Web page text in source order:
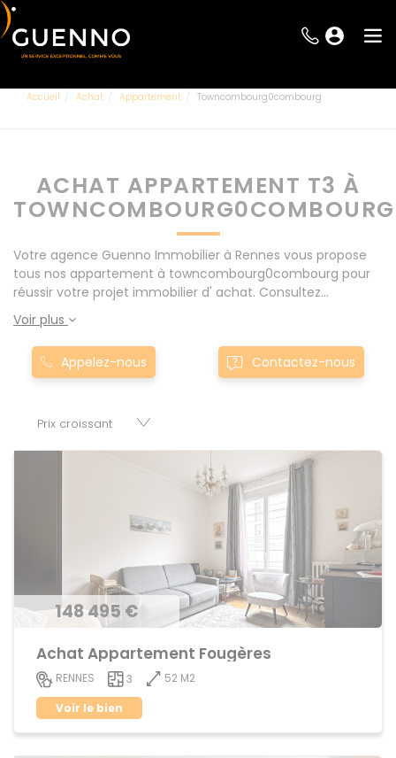
Accueil Achat Appartement Towncombourg0combourg
ACHAT APPARTEMENT T3 À
TOWNCOMBOURG0COMBOURG
Votre agence Guenno Immobilier à Rennes vous propose
tous nos appartement à towncombourg0combourg pour
réussir votre projet immobilier d' achat. Consultez
l'ensemble de nos offres à Rennes mais également aux
alentours : Le Rheu, Pacé, Montgermont... Nos appartement
T3 à towncombourg0combourg sont proposés au meilleur
prix du marché pour permettre au plus grand nombre de
commerces, appartements, maisons, immeubles, terrains
Voir plus
Appelez-nous Contactez-nous
148 495 €
Achat Appartement Fougères
RENNES 3
52 M2
Voir le bien